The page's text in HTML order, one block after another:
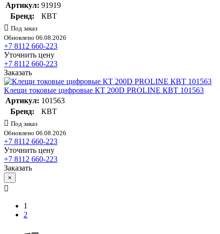
Артикул: 91919
Бренд:
КВТ
Под заказ
Обновлено 06.08.2026
+7 8112 660-223
Уточнить цену
+7 8112 660-223
Заказать
Клещи токовые цифровые КТ 200D PROLINE КВТ 101563
Артикул: 101563
Бренд:
КВТ
Под заказ
Обновлено 06.08.2026
+7 8112 660-223
Уточнить цену
+7 8112 660-223
Заказать
×
1
2